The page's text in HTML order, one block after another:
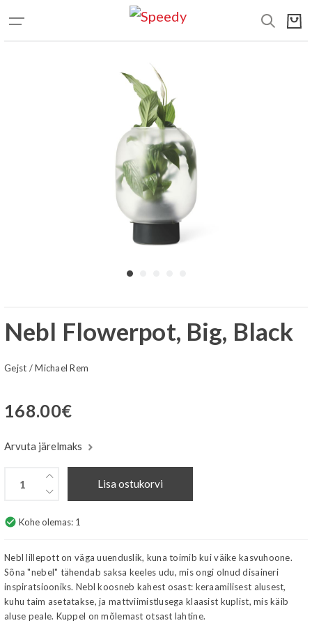
Nebl Flowerpot, Big, Black
Gejst / Michael Rem
168.00€
Arvuta järelmaks
Lisa ostukorvi
check_circle Kohe olemas: 1
Nebl lillepott on väga uuenduslik, kuna toimib kui väike kasvuhoone.
Sõna "nebel" tähendab saksa keeles udu, mis ongi olnud disaineri
inspiratsiooniks. Nebl koosneb kahest osast: keraamilisest alusest,
kuhu taim asetatakse, ja mattviimistlusega klaasist kuplist, mis käib
aluse peale. Kuppel on mõlemast otsast lahtine.